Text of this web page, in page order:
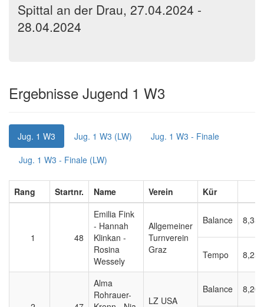
Spittal an der Drau, 27.04.2024 -
28.04.2024
Ergebnisse Jugend 1 W3
Jug. 1 W3 Jug. 1 W3 (LW)
Jug. 1 W3 - Finale
Jug. 1 W3 - Finale (LW)
Rang Startnr. Name Verein Kür
1 48
Emilia Fink
- Hannah
Klinkan -
Rosina
Wessely
Allgemeiner
Turnverein
Graz
Balance 8,350
Tempo 8,250
Alma
Rohrauer-
LZ USA
Balance 8,200